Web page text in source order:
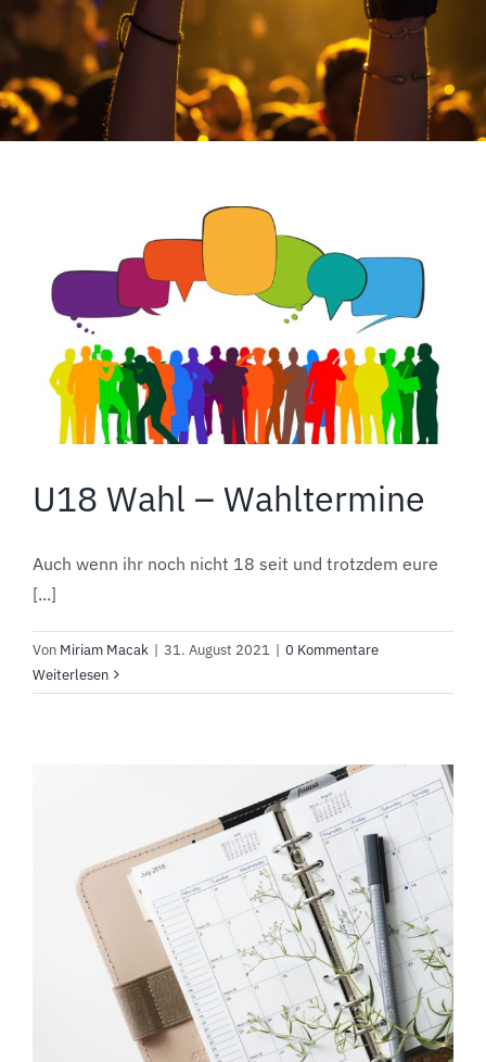
U18 Wahl – Wahltermine
Auch wenn ihr noch nicht 18 seit und trotzdem eure
[...]
Von Miriam Macak | 31. August 2021 | 0 Kommentare
Weiterlesen